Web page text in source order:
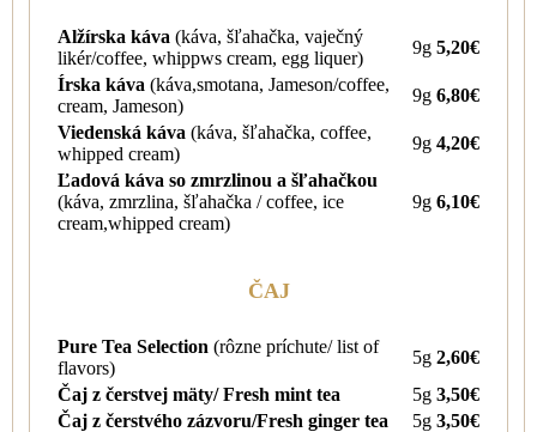
Alžírska káva (káva, šľahačka, vaječný
likér/coffee, whippws cream, egg liquer)
9g 5,20€
Írska káva (káva,smotana, Jameson/coffee,
cream, Jameson)
9g 6,80€
Viedenská káva (káva, šľahačka, coffee,
whipped cream)
9g 4,20€
Ľadová káva so zmrzlinou a šľahačkou
(káva, zmrzlina, šľahačka / coffee, ice
cream,whipped cream)
9g 6,10€
ČAJ
Pure Tea Selection (rôzne príchute/ list of
flavors)
5g 2,60€
Čaj z čerstvej mäty/ Fresh mint tea
5g 3,50€
Čaj z čerstvého zázvoru/Fresh ginger tea
5g 3,50€